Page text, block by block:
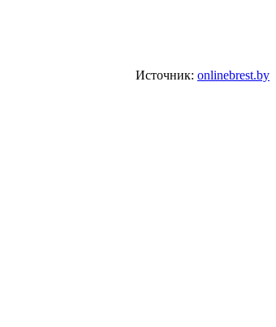
Источник: onlinebrest.by